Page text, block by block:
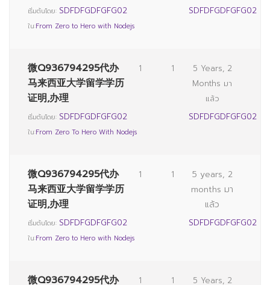
เริ่มต้นโดย: SDFDFGDFGFG02
ใน:From Zero to Hero with Nodejs
SDFDFGDFGFG02
微Q936794295代办
马来西亚大学留学学历
证明,办理
เริ่มต้นโดย: SDFDFGDFGFG02
ใน:From Zero To Hero With Nodejs
1 1
5 Years, 2
Months มา
แล้ว
SDFDFGDFGFG02
微Q936794295代办
马来西亚大学留学学历
证明,办理
เริ่มต้นโดย: SDFDFGDFGFG02
ใน:From Zero to Hero with Nodejs
1 1
5 years, 2
months มา
แล้ว
SDFDFGDFGFG02
微Q936794295代办 1 1 5 Years, 2